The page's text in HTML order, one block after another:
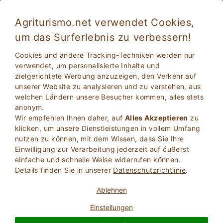
Agriturismo.net verwendet Cookies,
um das Surferlebnis zu verbessern!
Cookies und andere Tracking-Techniken werden nur
verwendet, um personalisierte Inhalte und
zielgerichtete Werbung anzuzeigen, den Verkehr auf
unserer Website zu analysieren und zu verstehen, aus
welchen Ländern unsere Besucher kommen, alles stets
anonym.
Wir empfehlen Ihnen daher, auf Alles Akzeptieren zu
klicken, um unsere Dienstleistungen in vollem Umfang
nutzen zu können, mit dem Wissen, dass Sie Ihre
Einwilligung zur Verarbeitung jederzeit auf čußerst
einfache und schnelle Weise widerrufen können.
Details finden Sie in unserer Datenschutzrichtlinie.
Ablehnen
Einstellungen
2Erwachsene
0Kinder SUCHE